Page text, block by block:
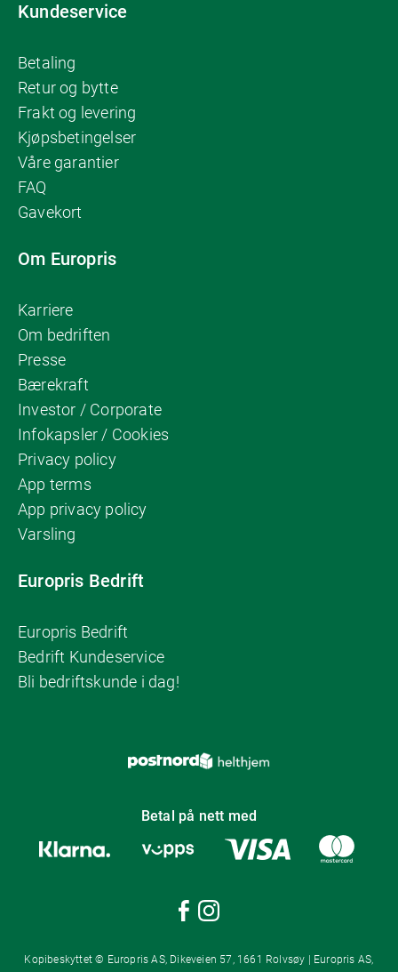
Kundeservice
Betaling
Retur og bytte
Frakt og levering
Kjøpsbetingelser
Våre garantier
FAQ
Gavekort
Om Europris
Karriere
Om bedriften
Presse
Bærekraft
Investor / Corporate
Infokapsler / Cookies
Privacy policy
App terms
App privacy policy
Varsling
Europris Bedrift
Europris Bedrift
Bedrift Kundeservice
Bli bedriftskunde i dag!
Betal på nett med
Kopibeskyttet © Europris AS, Dikeveien 57, 1661 Rolvsøy | Europris AS,